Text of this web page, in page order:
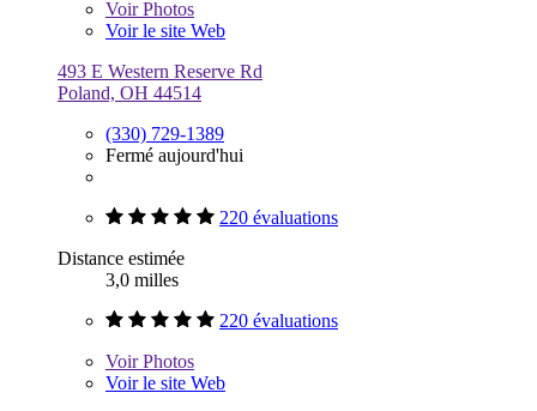
VoirPhotos
Voir le site Web
493 E Western Reserve Rd
Poland, OH 44514
(330) 729-1389
Fermé aujourd'hui
220 évaluations
Distance estimée
3,0 milles
220 évaluations
VoirPhotos
Voir le site Web